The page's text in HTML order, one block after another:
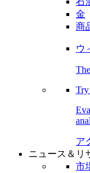
金
商
ウ
ア
ニュース＆リ
市